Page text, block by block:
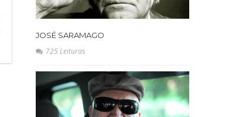
JOSÉ SARAMAGO
725 Leituras